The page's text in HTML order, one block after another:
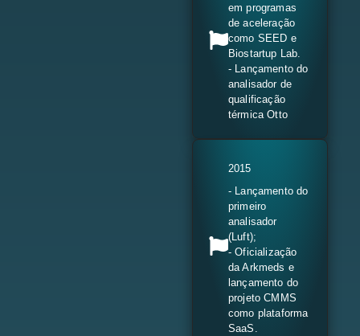
em programas
de aceleração
como SEED e
Biostartup Lab.
- Lançamento do
analisador de
qualificação
térmica Otto
2015
- Lançamento do
primeiro
analisador
(Luft);
- Oficialização
da Arkmeds e
lançamento do
projeto CMMS
como plataforma
SaaS.